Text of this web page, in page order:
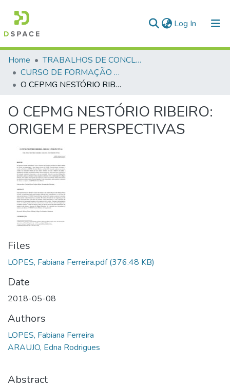
Log In (current)
Communities & Collections
All of DSpace
Home
TRABALHOS DE CONCLUSÃO DE CURSO - CFP (CURSO DE FORMAÇÃO DE PRAÇAS)
CURSO DE FORMAÇÃO DE PRAÇAS - CFP - 2018
O CEPMG NESTÓRIO RIBEIRO: ORIGEM E PERSPECTIVAS
O CEPMG NESTÓRIO RIBEIRO:
ORIGEM E PERSPECTIVAS
Files
LOPES, Fabiana Ferreira.pdf(376.48 KB)
Date
2018-05-08
Authors
LOPES, Fabiana Ferreira
ARAUJO, Edna Rodrigues
Abstract